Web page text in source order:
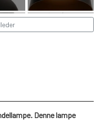
LEVERING
Denne lampe